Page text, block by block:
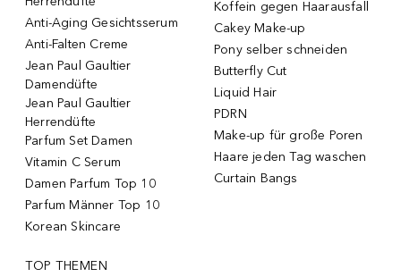
Anti-Aging Gesichtsserum
Anti-Falten Creme
Jean Paul Gaultier
Damendüfte
Jean Paul Gaultier
Herrendüfte
Parfum Set Damen
Vitamin C Serum
Damen Parfum Top 10
Parfum Männer Top 10
Korean Skincare
Koffein gegen Haarausfall
Cakey Make-up
Pony selber schneiden
Butterfly Cut
Liquid Hair
PDRN
Make-up für große Poren
Haare jeden Tag waschen
Curtain Bangs
TOP THEMEN